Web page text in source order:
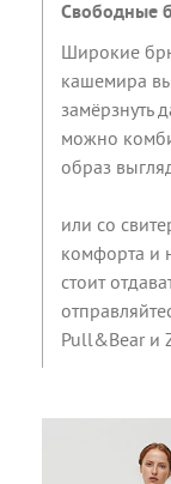
Свободные
Широкие
кашемира
замёрзнуть
можно
образ
или со
комфорта и
стоит
Pull&Bear и